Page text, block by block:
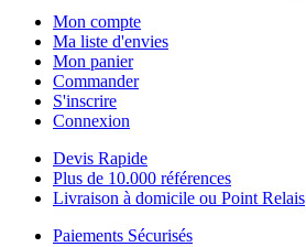
Mon compte
Ma liste d'envies
Mon panier
Commander
S'inscrire
Connexion
Devis Rapide
Plus de 10.000 références
Livraison à domicile ou Point Relais
Paiements Sécurisés